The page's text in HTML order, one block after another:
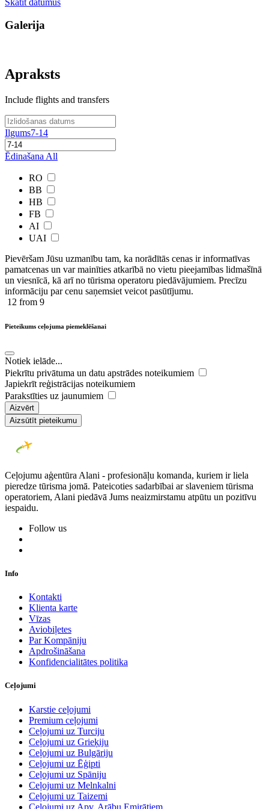
Galerija
Apraksts
Include flights and transfers
Ilgums7-14
Ēdinašana All
RO
BB
HB
FB
AI
UAI
Pievēršam Jūsu uzmanību tam, ka norādītās cenas ir ​informatīvas ​
pamatcenas un var mainīties atkarībā ​no ​vietu pieejamības lidmašīnā
un viesnīcā, kā arī no tūrisma operatoru piedāvājumiem. Precīzu
informāciju par cenu saņemsiet veicot pasūtījumu.
12 from 9
Pieteikums ceļojuma piemeklēšanai
Notiek ielāde...
Piekrītu privātuma un datu apstrādes noteikumiem
Japiekrīt reģistrācijas noteikumiem
Parakstīties uz jaunumiem
Aizvērt
Aizsūtīt pieteikumu
Ceļojumu aģentūra Alani - profesionāļu komanda, kuriem ir liela
pieredze tūrisma jomā. Pateicoties sadarbībai ar slaveniem tūrisma
operatoriem, Alani piedāvā Jums neaizmirstamu atpūtu un pozitīvu
iespaidu.
Follow us
Info
Kontakti
Klienta karte
Vīzas
Aviobiļetes
Par Kompāniju
Apdrošināšana
Konfidencialitātes politika
Ceļojumi
Karstie ceļojumi
Premium ceļojumi
Ceļojumi uz Turciju
Ceļojumi uz Grieķiju
Ceļojumi uz Bulgāriju
Ceļojumi uz Ēģipti
Ceļojumi uz Spāniju
Ceļojumi uz Melnkalni
Ceļojumi uz Taizemi
Ceļojumi uz Apv. Arābu Emirātiem